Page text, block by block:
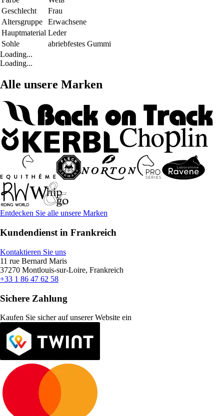
Geschlecht
Frau
Altersgruppe
Erwachsene
Hauptmaterial Leder
Sohle
abriebfestes Gummi
Loading...
Loading...
Alle unsere Marken
Entdecken Sie alle unsere Marken
Kundendienst in Frankreich
Kontaktieren Sie uns
11 rue Bernard Maris
37270 Montlouis-sur-Loire, Frankreich
+33 1 86 47 62 58
Sichere Zahlung
Kaufen Sie sicher auf unserer Website ein